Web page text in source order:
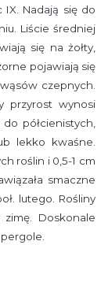
Nadają się do
Liście średniej
się na żołty,
pojawiają się
czepnych.
przyrost wynosi
półcienistych,
lekko kwaśne.
roślin i 0,5-1 cm
smaczne
lutego. Rośliny
Doskonale